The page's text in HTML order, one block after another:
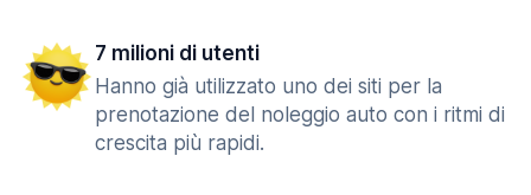
7 milioni di utenti
Hanno già utilizzato uno dei siti per la
prenotazione del noleggio auto con i ritmi di
crescita più rapidi.